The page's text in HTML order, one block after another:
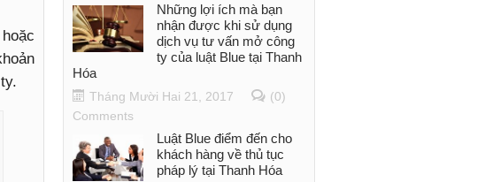
Những lợi ích mà bạn
nhận được khi sử dụng
dịch vụ tư vấn mở công
ty của luật Blue tại Thanh
Hóa
Tháng Mười Hai 21, 2017
(0)
Comments
Luật Blue điểm đến cho
khách hàng về thủ tục
pháp lý tại Thanh Hóa